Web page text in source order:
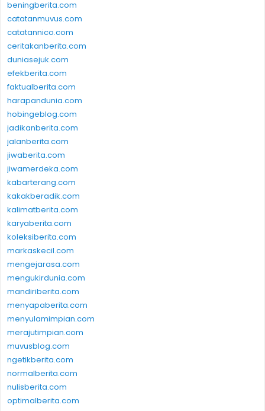
beningberita.com
catatanmuvus.com
catatannico.com
ceritakanberita.com
duniasejuk.com
efekberita.com
faktualberita.com
harapandunia.com
hobingeblog.com
jadikanberita.com
jalanberita.com
jiwaberita.com
jiwamerdeka.com
kabarterang.com
kakakberadik.com
kalimatberita.com
karyaberita.com
koleksiberita.com
markaskecil.com
mengejarasa.com
mengukirdunia.com
mandiriberita.com
menyapaberita.com
menyulamimpian.com
merajutimpian.com
muvusblog.com
ngetikberita.com
normalberita.com
nulisberita.com
optimalberita.com